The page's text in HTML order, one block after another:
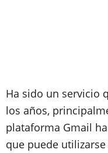
Ha sido un servicio
los años,
plataforma Gmail
que puede